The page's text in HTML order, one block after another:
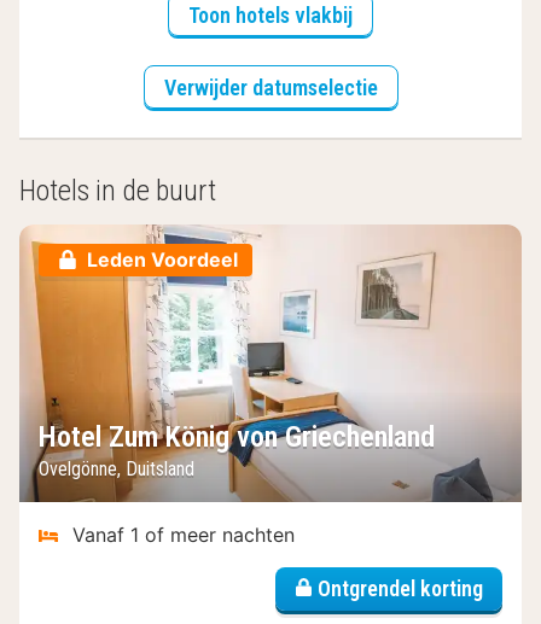
Toon hotels vlakbij
Verwijder datumselectie
Hotels in de buurt
Leden Voordeel
Hotel Zum König von Griechenland
Ovelgönne, Duitsland
Vanaf 1 of meer nachten
Ontgrendel korting